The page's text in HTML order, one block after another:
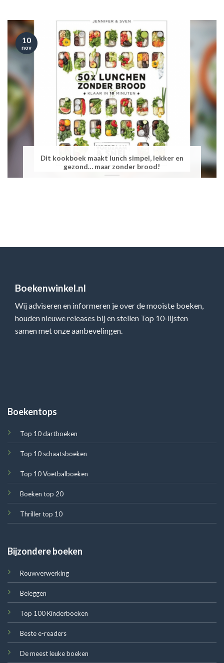
Dit kookboek maakt lunch simpel, lekker en
gezond… maar zonder brood!
10
nov
Boekenwinkel.nl
Wij adviseren en informeren je over de mooiste boeken,
houden nieuwe releases bij en stellen Top 10-lijsten
samen met onze aanbevelingen.
Boekentops
Top 10 dartboeken
Top 10 schaatsboeken
Top 10 Voetbalboeken
Boeken top 20
Thriller top 10
Bijzondere boeken
Rouwverwerking
Beleggen
Top 100 Kinderboeken
Beste e-readers
De meest leuke boeken